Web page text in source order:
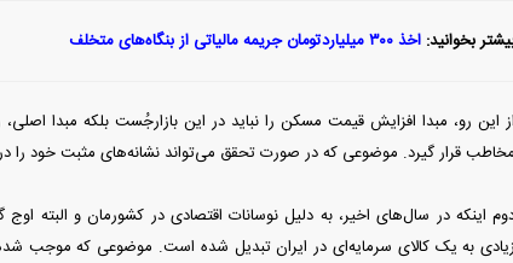
بخوانید: اخذ ۳۰۰ میلیاردتومان جریمه مالیاتی از بنگاه‌های متخلف
از این رو، مبدا افزایش قیمت مسکن را نباید در این بازارجُست بلکه مبدا
مخاطب قرار گیرد. موضوعی که در صورت تحقق می‌تواند نشانه‌های مثبت خود را
اینکه در سال‌های اخیر، به دلیل نوسانات اقتصادی در کشورمان و البته
زیادی به یک کالای سرمایه‌ای در ایران تبدیل شده است. موضوعی که موجب